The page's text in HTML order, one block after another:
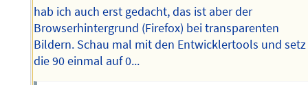
hab ich auch erst gedacht, das ist aber der
Browserhintergrund (Firefox) bei transparenten
Bildern. Schau mal mit den Entwicklertools und setz
die 90 einmal auf 0...